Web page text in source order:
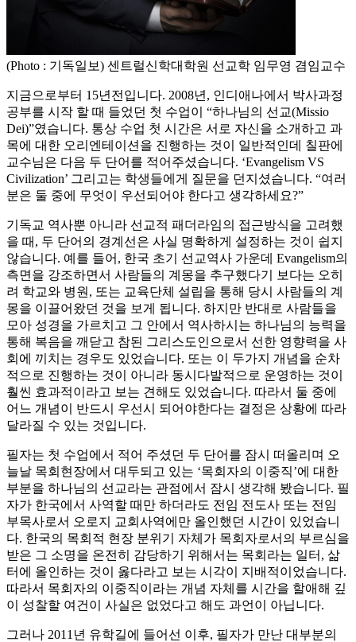
(Photo : 기독일보) 센트럴신학대학원 선교학 임무영 겸임교수
지금으로부터 15년전입니다. 2008년, 인디애나에서 박사과정
공부를 시작 할 때 들었던 첫 수업이 “하나님의 선교(Missio
Dei)”였습니다. 통상 수업 첫 시간은 서로 자신을 소개하고 과
목에 대한 오리엔테이션을 진행하는 것이 일반적인데 칠판에
교수님은 다음 두 단어를 적어주셨습니다. ‘Evangelism VS
Civilization’ 그리고는 학생들에게 질문을 던지셨습니다. “여러
분은 둘 중에 무엇이 우선되어야 한다고 생각하세요?”
기독교 역사뿐 아니라 선교적 패더라임의 접근방식을 고려했
을 때, 두 단어의 경계선은 사실 명확하게 설정하는 것이 쉽지
않습니다. 예를 들어, 한국 초기 선교역사 가운데 Evangelism의
측면을 강조하면서 사람들의 계몽을 추구했다기 보다는 오히
려 학교와 병원, 또는 교육단체 설립을 통해 당시 사람들의 계
몽을 이끌어왔던 것을 보게 됩니다. 하지만 반대로 사람들을
모아 성경을 가르치고 그 안에서 역사하시는 하나님의 능력을
통해 복음을 깨닫고 참된 그리스도인으로서 선한 영향력을 사
회에 끼치는 경우도 있었습니다. 또는 이 두가지 개념을 순차
적으로 진행하는 것이 아니라 동시다발적으로 운영하는 것이
훨씬 효과적이라고 보는 견해도 있었습니다. 따라서 둘 중에
어느 개념이 반드시 우선시 되어야한다는 결정은 상황에 따라
달라질 수 있는 것입니다.
필자는 첫 수업에서 적어 주셨던 두 단어를 잠시 떠올리며 오
늘날 목회현장에서 대두되고 있는 ‘목회자의 이중직’에 대한
부분을 하나님의 선교라는 관점에서 잠시 생각해 봤습니다. 필
자가 한국에서 사역할 때만 하더라도 전임 전도사 또는 전임
부목사로서 오로지 교회사역에만 올인했던 시간이 있었습니
다. 한국의 목회적 현장 분위기 자체가 목회자로서의 부르심을
받은 그 소명을 온전히 감당하기 위해서는 목회라는 일터, 삶
터에 올인하는 것이 옳다라고 보는 시각이 지배적이었습니다.
따라서 목회자의 이중직이라는 개념 자체를 시간을 할애해 깊
이 성찰할 여건이 사실은 없었다고 해도 과언이 아닙니다.
그러나 2011년 유학길에 들어선 이후, 필자가 만난 대부분의